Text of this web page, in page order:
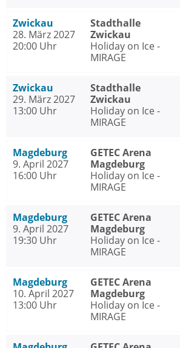
Zwickau
28. März 2027
20:00 Uhr
Stadthalle
Zwickau
Holiday on Ice -
MIRAGE
Zwickau
29. März 2027
13:00 Uhr
Stadthalle
Zwickau
Holiday on Ice -
MIRAGE
Magdeburg
9. April 2027
16:00 Uhr
GETEC Arena
Magdeburg
Holiday on Ice -
MIRAGE
Magdeburg
9. April 2027
19:30 Uhr
GETEC Arena
Magdeburg
Holiday on Ice -
MIRAGE
Magdeburg
10. April 2027
13:00 Uhr
GETEC Arena
Magdeburg
Holiday on Ice -
MIRAGE